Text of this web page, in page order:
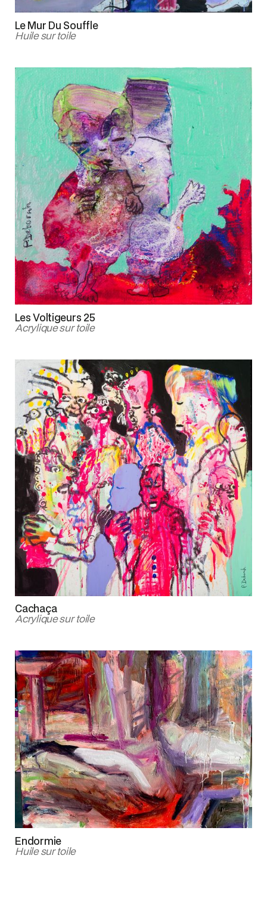
Le Mur Du Souffle
Huile sur toile
Les Voltigeurs 25
Acrylique sur toile
Cachaça
Acrylique sur toile
Endormie
Huile sur toile